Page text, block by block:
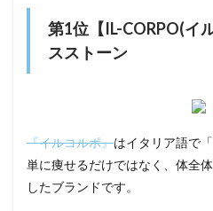
第1位【IL-CORPO(イ
スストーン
『イルコルポ』はイタリア語で
単に痩せるだけではなく、体全
したブランドです。